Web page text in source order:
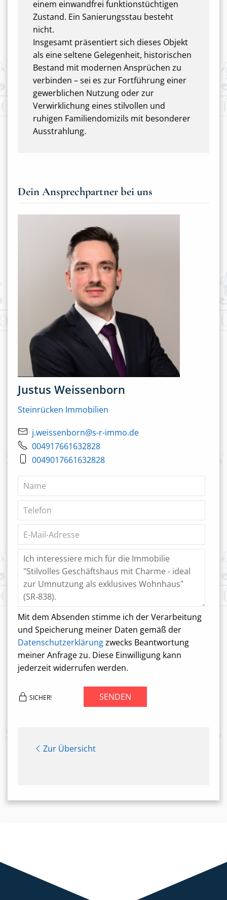
einem einwandfrei funktionstüchtigen
Zustand. Ein Sanierungsstau besteht
nicht.
Insgesamt präsentiert sich dieses Objekt
als eine seltene Gelegenheit, historischen
Bestand mit modernen Ansprüchen zu
verbinden – sei es zur Fortführung einer
gewerblichen Nutzung oder zur
Verwirklichung eines stilvollen und
ruhigen Familiendomizils mit besonderer
Ausstrahlung.
Dein Ansprechpartner bei uns
Justus Weissenborn
Steinrücken Immobilien
j.weissenborn@s-r-immo.de
004917661632828
0049017661632828
Mit dem Absenden stimme ich der Verarbeitung
und Speicherung meiner Daten gemäß der
Datenschutzerklärungzwecks Beantwortung
meiner Anfrage zu. Diese Einwilligung kann
jederzeit widerrufen werden.
SICHER! SENDEN
Zur Übersicht